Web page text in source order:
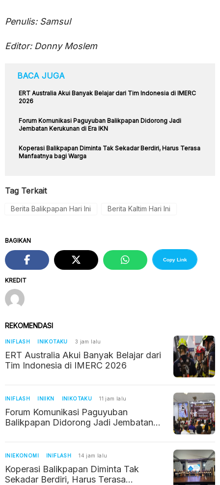
Penulis: Samsul
Editor: Donny Moslem
BACA JUGA
ERT Australia Akui Banyak Belajar dari Tim Indonesia di IMERC
2026
Forum Komunikasi Paguyuban Balikpapan Didorong Jadi
Jembatan Kerukunan di Era IKN
Koperasi Balikpapan Diminta Tak Sekadar Berdiri, Harus Terasa
Manfaatnya bagi Warga
Tag Terkait
Berita Balikpapan Hari Ini Berita Kaltim Hari Ini
KREDIT
BAGIKAN
Copy Link
REKOMENDASI
INIFLASH INIKOTAKU 3 jam lalu
ERT Australia Akui Banyak Belajar dari
Tim Indonesia di IMERC 2026
INIFLASH INIIKN INIKOTAKU 11 jam lalu
Forum Komunikasi Paguyuban
Balikpapan Didorong Jadi Jembatan
INIEKONOMI INIFLASH 14 jam lalu
Koperasi Balikpapan Diminta Tak
Sekadar Berdiri, Harus Terasa